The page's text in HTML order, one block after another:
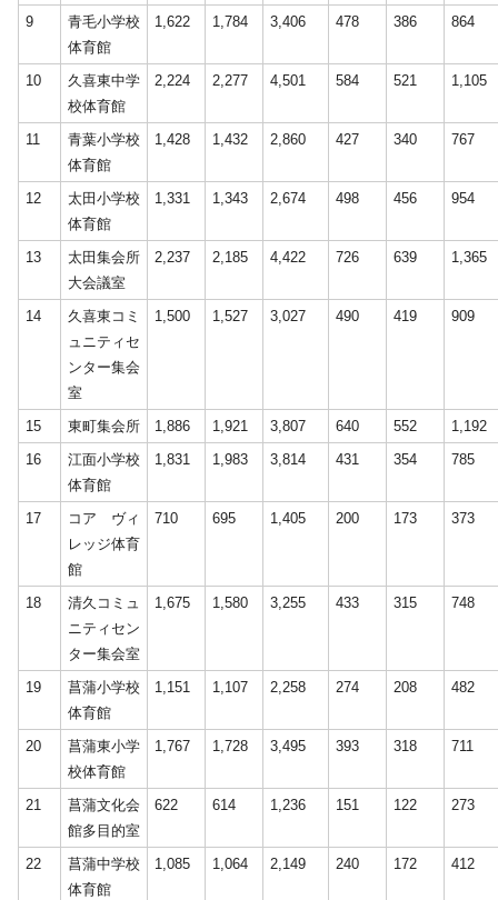
9
青毛小学校
体育館
1,622 1,784 3,406 478 386 864
10
久喜東中学
校体育館
2,224 2,277 4,501 584 521 1,105
11
青葉小学校
体育館
1,428 1,432 2,860 427 340 767
12
太田小学校
体育館
1,331 1,343 2,674 498 456 954
13
太田集会所
大会議室
2,237 2,185 4,422 726 639 1,365
14
久喜東コミ
ュニティセ
ンター集会
室
1,500 1,527 3,027 490 419 909
15 東町集会所 1,886 1,921 3,807 640 552
1,192
16
江面小学校
体育館
1,831 1,983 3,814 431 354 785
17
コア ヴィ
レッジ体育
館
710 695 1,405 200 173 373
18
清久コミュ
ニティセン
ター集会室
1,675 1,580 3,255 433 315 748
19
菖蒲小学校
体育館
1,151 1,107 2,258 274 208 482
20
菖蒲東小学
校体育館
1,767 1,728 3,495 393 318 711
21
菖蒲文化会
館多目的室
622 614 1,236 151 122 273
22
菖蒲中学校
体育館
1,085 1,064 2,149 240 172 412